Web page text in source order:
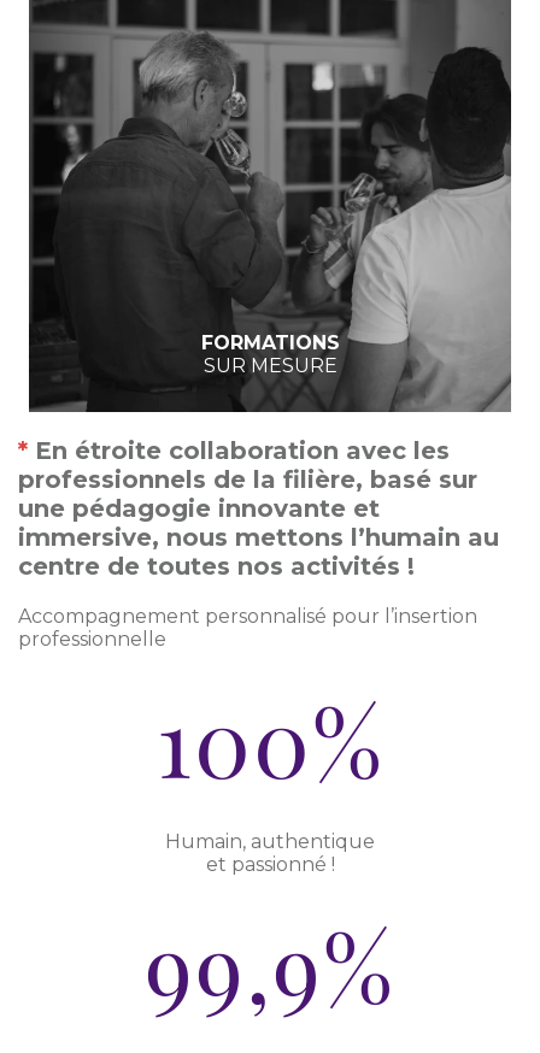
FORMATIONS
SUR MESURE
* En étroite collaboration avec les
professionnels de la filière, basé sur
une pédagogie innovante et
immersive, nous mettons l’humain au
centre de toutes nos activités !
Accompagnement personnalisé pour l’insertion
professionnelle
100%
Humain, authentique
et passionné !
99,9%